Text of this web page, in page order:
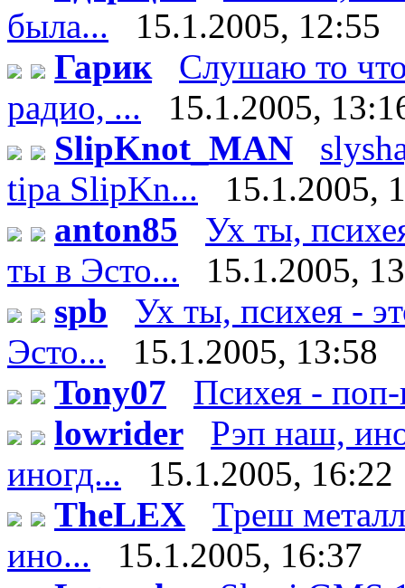
была...
15.1.2005, 12:55
Гарик
Слушаю то
радио, ...
15.1.2005,
SlipKnot_MAN
tipa SlipKn...
15.1.2005,
anton85
Ух ты,
ты в Эсто...
15.1.2005,
spb
Ух ты, психея -
Эсто...
15.1.2005, 13:58
Tony07
Психея -
lowrider
Рэп наш,
иногд...
15.1.2005, 16:22
TheLEX
Треш
ино...
15.1.2005, 16:37